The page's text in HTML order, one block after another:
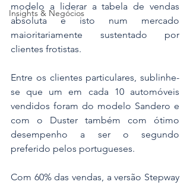
Insights & Negócios
modelo a liderar a tabela de vendas
absoluta e isto num mercado
maioritariamente sustentado por
clientes frotistas.
Entre os clientes particulares, sublinhe-
se que um em cada 10 automóveis
vendidos foram do modelo Sandero e
com o Duster também com ótimo
desempenho a ser o segundo
preferido pelos portugueses.
Com 60% das vendas, a versão Stepway